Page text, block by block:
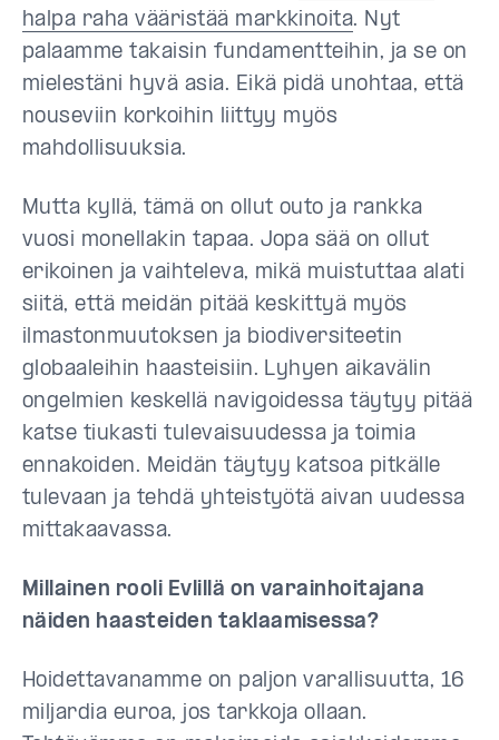
halpa raha vääristää markkinoita. Nyt
palaamme takaisin fundamentteihin, ja se on
mielestäni hyvä asia. Eikä pidä unohtaa, että
nouseviin korkoihin liittyy myös
mahdollisuuksia.
Mutta kyllä, tämä on ollut outo ja rankka
vuosi monellakin tapaa. Jopa sää on ollut
erikoinen ja vaihteleva, mikä muistuttaa alati
siitä, että meidän pitää keskittyä myös
ilmastonmuutoksen ja biodiversiteetin
globaaleihin haasteisiin. Lyhyen aikavälin
ongelmien keskellä navigoidessa täytyy pitää
katse tiukasti tulevaisuudessa ja toimia
ennakoiden. Meidän täytyy katsoa pitkälle
tulevaan ja tehdä yhteistyötä aivan uudessa
mittakaavassa.
Millainen rooli Evlillä on varainhoitajana
näiden haasteiden taklaamisessa?
Hoidettavanamme on paljon varallisuutta, 16
miljardia euroa, jos tarkkoja ollaan.